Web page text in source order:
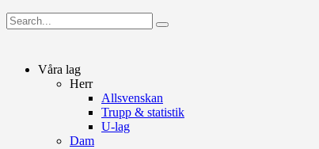
Våra lag
Herr
Allsvenskan
Trupp & statistik
U-lag
Dam